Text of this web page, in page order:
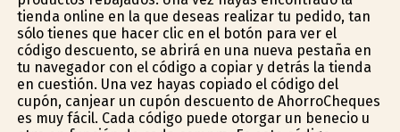
tienda online en la que deseas realizar tu pedido, tan
sólo tienes que hacer clic en el botón para ver el
código descuento, se abrirá en una nueva pestaña en
tu navegador con el código a copiar y detrás la tienda
en cuestión. Una vez hayas copiado el código del
cupón, canjear un cupón descuento de AhorroCheques
es muy fácil. Cada código puede otorgar un beneficio u